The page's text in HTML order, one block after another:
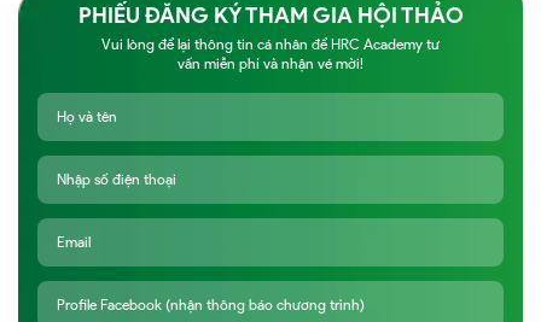
PHIẾU ĐĂNG KÝ THAM GIA HỘI THẢO
Vui lòng để lại thông tin cá nhân để HRC Academy tư
vấn miễn phí và nhận vé mời!